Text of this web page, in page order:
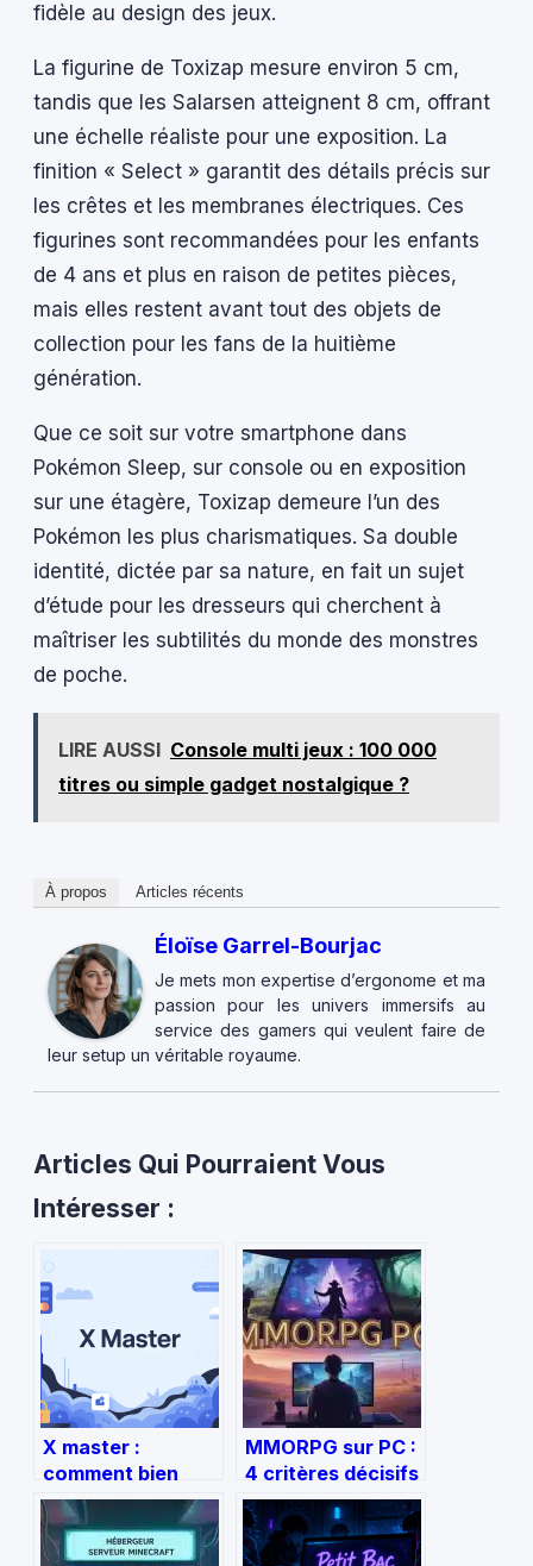
fidèle au design des jeux.
La figurine de Toxizap mesure environ 5 cm,
tandis que les Salarsen atteignent 8 cm, offrant
une échelle réaliste pour une exposition. La
finition « Select » garantit des détails précis sur
les crêtes et les membranes électriques. Ces
figurines sont recommandées pour les enfants
de 4 ans et plus en raison de petites pièces,
mais elles restent avant tout des objets de
collection pour les fans de la huitième
génération.
Que ce soit sur votre smartphone dans
Pokémon Sleep, sur console ou en exposition
sur une étagère, Toxizap demeure l’un des
Pokémon les plus charismatiques. Sa double
identité, dictée par sa nature, en fait un sujet
d’étude pour les dresseurs qui cherchent à
maîtriser les subtilités du monde des monstres
de poche.
LIRE AUSSI Console multi jeux : 100 000
titres ou simple gadget nostalgique ?
À propos Articles récents
Éloïse Garrel-Bourjac
Je mets mon expertise d’ergonome et ma
passion pour les univers immersifs au
service des gamers qui veulent faire de
leur setup un véritable royaume.
Articles Qui Pourraient Vous
Intéresser :
X master :
comment bien
choisir, utiliser et
sécuriser cette
solution
MMORPG sur PC :
4 critères décisifs
pour choisir votre
univers idéal